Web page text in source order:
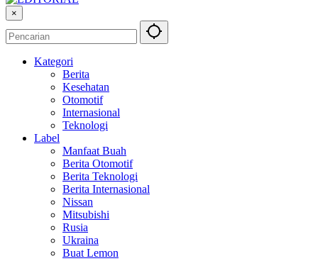
×
Kategori
Berita
Kesehatan
Otomotif
Internasional
Teknologi
Label
Manfaat Buah
Berita Otomotif
Berita Teknologi
Berita Internasional
Nissan
Mitsubishi
Rusia
Ukraina
Buat Lemon